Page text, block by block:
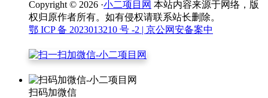
Copyright © 2026 ·小二项目网 本站内容来源于网络，版
权归原作者所有。如有侵权请联系站长删除。
鄂 ICP 备 2023013210 号 -2 | 京公网安备案中
扫码加微信